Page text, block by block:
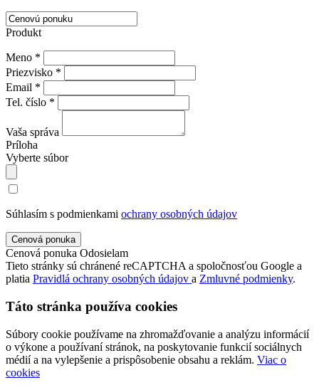
Produkt
Meno *
Priezvisko *
Email *
Tel. číslo *
Vaša správa
Príloha
Vyberte súbor
Súhlasím s podmienkami ochrany osobných údajov
Cenová ponuka Odosielam
Tieto stránky sú chránené reCAPTCHA a spoločnosťou Google a
platia Pravidlá ochrany osobných údajov a Zmluvné podmienky.
Táto stránka používa cookies
Súbory cookie používame na zhromažďovanie a analýzu informácií
o výkone a používaní stránok, na poskytovanie funkcií sociálnych
médií a na vylepšenie a prispôsobenie obsahu a reklám. Viac o
cookies